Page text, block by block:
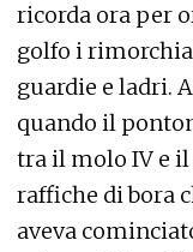
ricorda ora per
golfo i
guardie e ladri.
quando il
tra il molo IV e
raffiche di bora
aveva